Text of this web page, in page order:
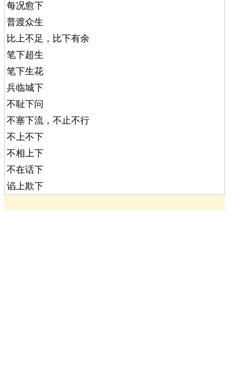
每况愈下
普渡众生
比上不足，比下有余
笔下超生
笔下生花
兵临城下
不耻下问
不塞下流，不止不行
不上不下
不相上下
不在话下
谄上欺下